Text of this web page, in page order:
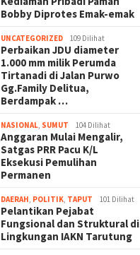
Bobby Diprotes Emak-emak
UNCATEGORIZED 109 Dilihat
Perbaikan JDU diameter
1.000 mm milik Perumda
Tirtanadi di Jalan Purwo
Gg.Family Delitua,
Berdampak …
NASIONAL, SUMUT 104 Dilihat
Anggaran Mulai Mengalir,
Satgas PRR Pacu K/L
Eksekusi Pemulihan
Permanen
DAERAH, POLITIK, TAPUT 101 Dilihat
Pelantikan Pejabat
Fungsional dan Struktural di
Lingkungan IAKN Tarutung